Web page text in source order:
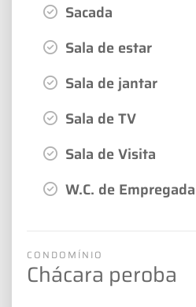
Sacada
Sala de estar
Sala de jantar
Sala de TV
Sala de Visita
W.C. de Empregada
CONDOMÍNIO
Chácara peroba